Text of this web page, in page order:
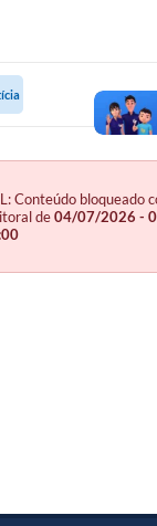
Conteúdo bloqueado
de04/07/2026 -